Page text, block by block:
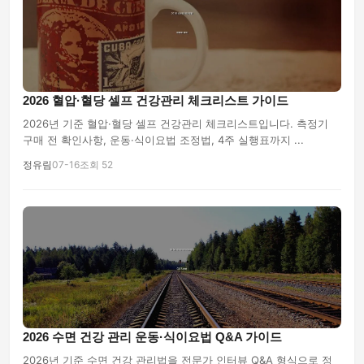
2026 혈압·혈당 셀프 건강관리 체크리스트 가이드
2026년 기준 혈압·혈당 셀프 건강관리 체크리스트입니다. 측정기
구매 전 확인사항, 운동·식이요법 조정법, 4주 실행표까지 ...
정유림07-16조회 52
2026 수면 건강 관리 운동·식이요법 Q&A 가이드
2026년 기준 수면 건강 관리법을 전문가 인터뷰 Q&A 형식으로 정